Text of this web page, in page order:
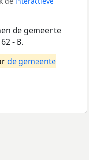
de gemeente
- B.
de gemeente